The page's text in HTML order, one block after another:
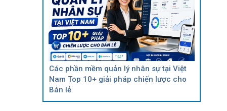
Các phần mềm quản lý nhân sự tại Việt
Nam Top 10+ giải pháp chiến lược cho
Bán lẻ